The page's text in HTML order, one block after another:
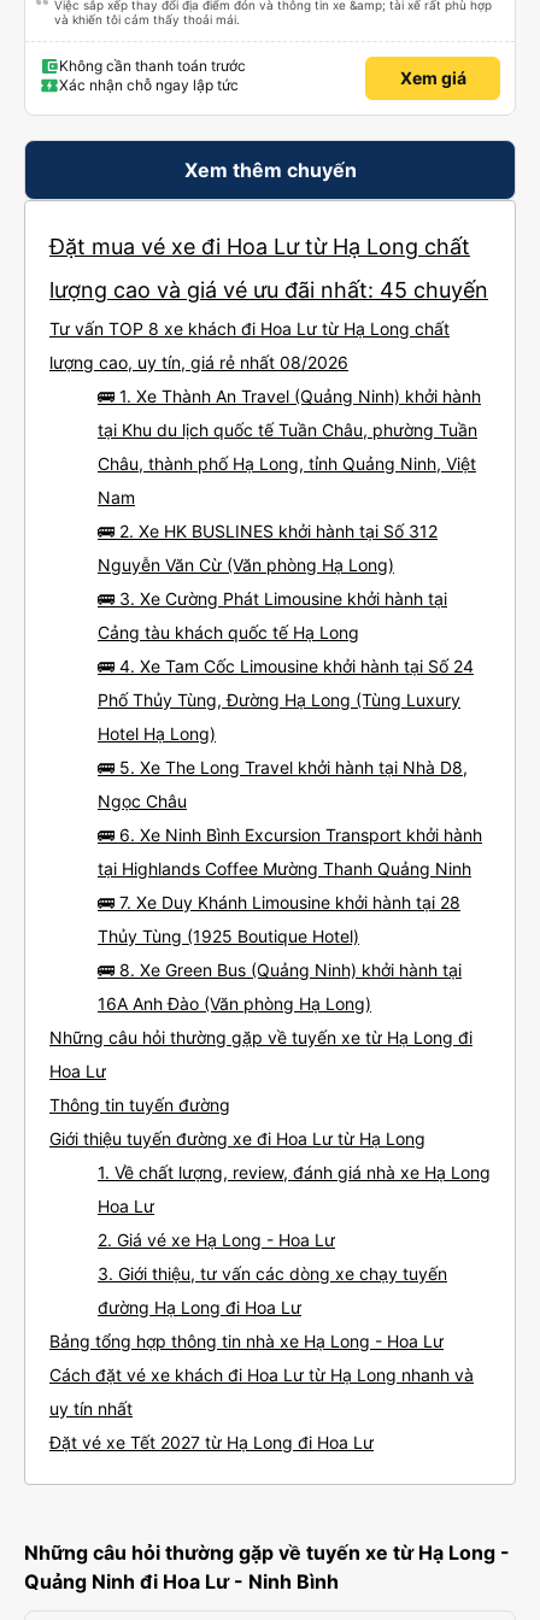
Việc sắp xếp thay đổi địa điểm đón và thông tin xe &amp; tài xế rất phù hợp
và khiến tôi cảm thấy thoải mái.
Không cần thanh toán trước
Xác nhận chỗ ngay lập tức
Xem giá
Xem thêm chuyến
Đặt mua vé xe đi Hoa Lư từ Hạ Long chất
lượng cao và giá vé ưu đãi nhất: 45 chuyến
Tư vấn TOP 8 xe khách đi Hoa Lư từ Hạ Long chất
lượng cao, uy tín, giá rẻ nhất 08/2026
🚌 1. Xe Thành An Travel (Quảng Ninh) khởi hành
tại Khu du lịch quốc tế Tuần Châu, phường Tuần
Châu, thành phố Hạ Long, tỉnh Quảng Ninh, Việt
Nam
🚌 2. Xe HK BUSLINES khởi hành tại Số 312
Nguyễn Văn Cừ (Văn phòng Hạ Long)
🚌 3. Xe Cường Phát Limousine khởi hành tại
Cảng tàu khách quốc tế Hạ Long
🚌 4. Xe Tam Cốc Limousine khởi hành tại Số 24
Phố Thủy Tùng, Đường Hạ Long (Tùng Luxury
Hotel Hạ Long)
🚌 5. Xe The Long Travel khởi hành tại Nhà D8,
Ngọc Châu
🚌 6. Xe Ninh Bình Excursion Transport khởi hành
tại Highlands Coffee Mường Thanh Quảng Ninh
🚌 7. Xe Duy Khánh Limousine khởi hành tại 28
Thủy Tùng (1925 Boutique Hotel)
🚌 8. Xe Green Bus (Quảng Ninh) khởi hành tại
16A Anh Đào (Văn phòng Hạ Long)
Những câu hỏi thường gặp về tuyến xe từ Hạ Long đi
Hoa Lư
Thông tin tuyến đường
Giới thiệu tuyến đường xe đi Hoa Lư từ Hạ Long
1. Về chất lượng, review, đánh giá nhà xe Hạ Long
Hoa Lư
2. Giá vé xe Hạ Long - Hoa Lư
3. Giới thiệu, tư vấn các dòng xe chạy tuyến
đường Hạ Long đi Hoa Lư
Bảng tổng hợp thông tin nhà xe Hạ Long - Hoa Lư
Cách đặt vé xe khách đi Hoa Lư từ Hạ Long nhanh và
uy tín nhất
Đặt vé xe Tết 2027 từ Hạ Long đi Hoa Lư
Những câu hỏi thường gặp về tuyến xe từ Hạ Long -
Quảng Ninh đi Hoa Lư - Ninh Bình